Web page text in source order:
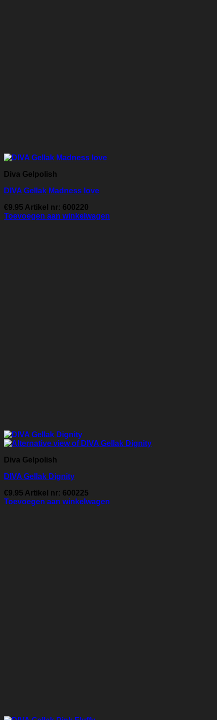
Diva Gelpolish
DIVA Gellak Madness love
€9.95 Artikel nr: 600220
Toevoegen aan winkelwagen
Diva Gelpolish
DIVA Gellak Dignity
€9.95 Artikel nr: 600225
Toevoegen aan winkelwagen